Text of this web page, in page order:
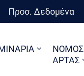
Προσ. Δεδομένα
ΝΟΜΟΣ
ΑΡΤΑΣ